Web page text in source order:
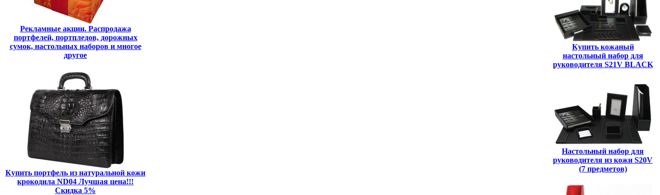
Рекламные акции. Распродажа
портфелей, портпледов, дорожных
сумок, настольных наборов и многое
другое
Купить портфель из натуральной кожи
крокодила ND04 Лучшая цена!!!
Скидка 5%
Купить кожаный
настольный набор для
руководителя S21V BLACK
Настольный набор для
руководителя из кожи S20V
(7 предметов)